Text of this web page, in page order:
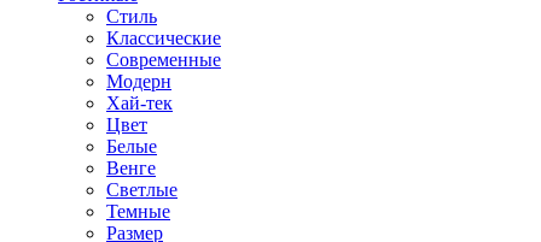
Стиль
Классические
Современные
Модерн
Хай-тек
Цвет
Белые
Венге
Светлые
Темные
Размер